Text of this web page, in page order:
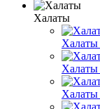
Халаты
Халаты
Халаты